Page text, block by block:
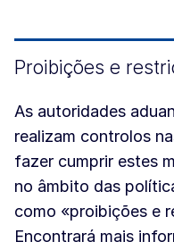
Proibições e
As autoridades
realizam controlos
fazer cumprir estes
no âmbito das
como «proibições e
Encontrará mais